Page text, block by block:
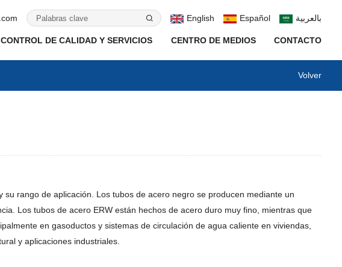
English Español بالعربية
CONTROL DE CALIDAD Y SERVICIOS CENTRO DE MEDIOS CONTACTO
Volver
rango de aplicación. Los tubos de acero negro se producen mediante un
Los tubos de acero ERW están hechos de acero duro muy fino, mientras que
en gasoductos y sistemas de circulación de agua caliente en viviendas,
y aplicaciones industriales.